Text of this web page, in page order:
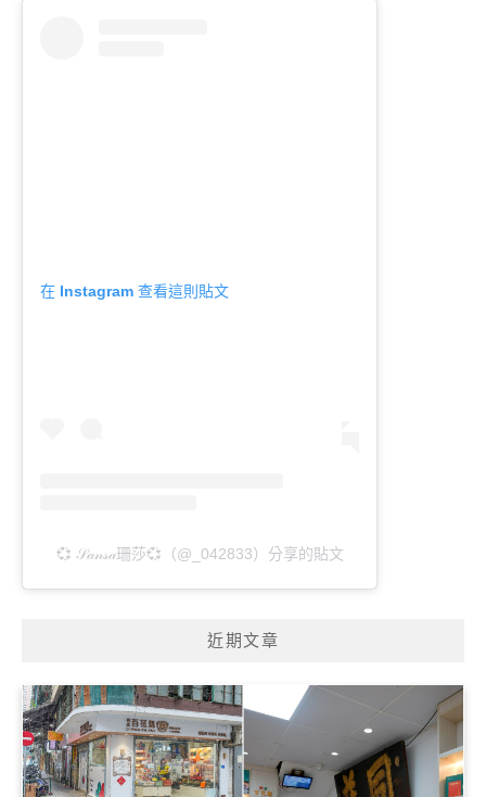
在 Instagram 查看這則貼文
💞 𝒮𝒶𝓃𝓈𝒶珊莎💞（@_042833）分享的貼文
近期文章